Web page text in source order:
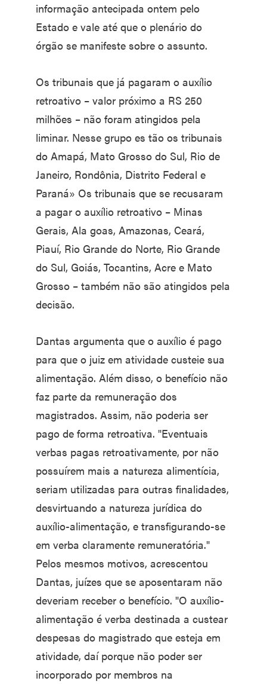
informação antecipada ontem pelo
Estado e vale até que o plenário do
órgão se manifeste sobre o assunto.
Os tribunais que já pagaram o auxílio
retroativo – valor próximo a RS 250
milhões – não foram atingidos pela
liminar. Nesse grupo es tão os tribunais
do Amapá, Mato Grosso do Sul, Rio de
Janeiro, Rondônia, Distrito Federal e
Paraná» Os tribunais que se recusaram
a pagar o auxílio retroativo – Minas
Gerais, Ala goas, Amazonas, Ceará,
Piauí, Rio Grande do Norte, Rio Grande
do Sul, Goiás, Tocantins, Acre e Mato
Grosso – também não são atingidos pela
decisão.
Dantas argumenta que o auxílio é pago
para que o juiz em atividade custeie sua
alimentação. Além disso, o benefício não
faz parte da remuneração dos
magistrados. Assim, não poderia ser
pago de forma retroativa. "Eventuais
verbas pagas retroativamente, por não
possuírem mais a natureza alimentícia,
seriam utilizadas para outras finalidades,
desvirtuando a natureza jurídica do
auxílio-alimentação, e transfigurando-se
em verba claramente remuneratória."
Pelos mesmos motivos, acrescentou
Dantas, juízes que se aposentaram não
deveriam receber o benefício. "O auxílio-
alimentação é verba destinada a custear
despesas do magistrado que esteja em
atividade, daí porque não poder ser
incorporado por membros na